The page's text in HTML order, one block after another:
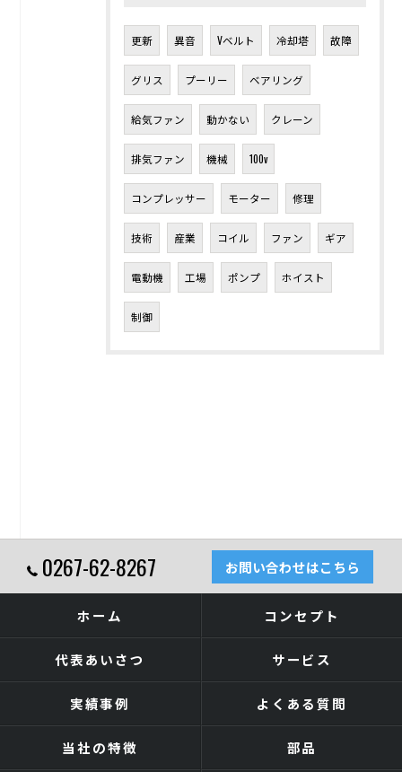
更新 異音 Vベルト 冷却塔 故障
グリス プーリー ベアリング
給気ファン 動かない クレーン
排気ファン 機械 100v
コンプレッサー モーター 修理
技術 産業 コイル ファン ギア
電動機 工場 ポンプ ホイスト
制御
0267-62-8267 お問い合わせはこちら
ホーム コンセプト
代表あいさつ サービス
実績事例 よくある質問
当社の特徴 部品